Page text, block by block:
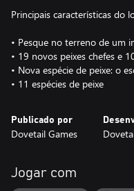
Principais características do
• Pesque no terreno de um
• 19 novos peixes chefes e
• Nova espécie de peixe: o
• 11 espécies de peixe
Publicado por
Dovetail Games
Jogar com